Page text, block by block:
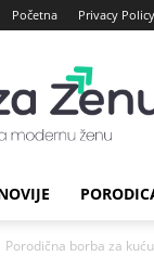
Početna Privacy Policy
za
Zenu
Porodična borba za